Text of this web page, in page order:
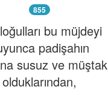
855
bu müjdeyi
padişahın
susuz ve müştak
olduklarından,